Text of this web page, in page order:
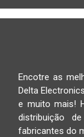
Encotre as
Delta
e muito mais!
distribuição
fabricantes do